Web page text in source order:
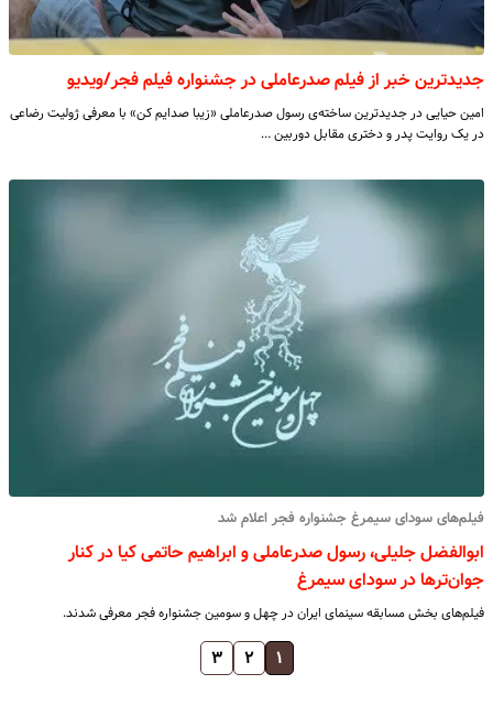
جدیدترین خبر از فیلم صدرعاملی در جشنواره فیلم فجر/ویدیو
امین حیایی در جدیدترین ساخته‌ی رسول صدرعاملی «زیبا صدایم کن» با معرفی ژولیت رضاعی
در یک روایت پدر و دختری مقابل دوربین …
فیلم‌های سودای سیمرغ جشنواره فجر اعلام شد
ابوالفضل جلیلی، رسول صدرعاملی و ابراهیم حاتمی کیا در کنار
جوان‌ترها در سودای سیمرغ
فیلم‌های بخش مسابقه سینمای ایران در چهل و سومین جشنواره فجر معرفی شدند.
۱ ۲ ۳